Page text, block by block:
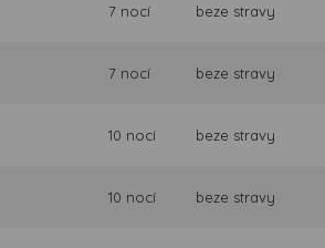
7 nocí beze stravy
7 nocí beze stravy
10 nocí beze stravy
10 nocí beze stravy